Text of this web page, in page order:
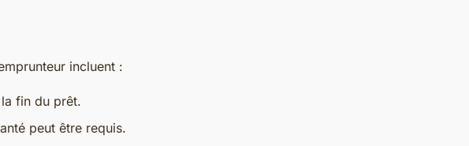
incluent :
fin du prêt.
peut être requis.